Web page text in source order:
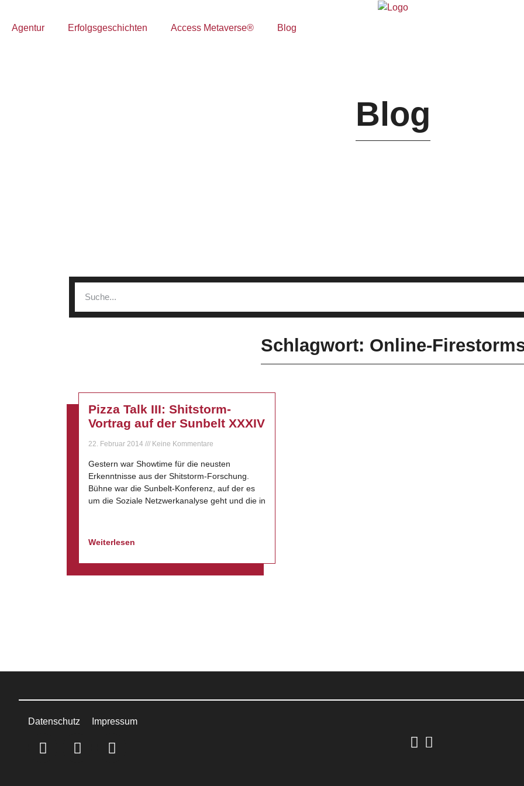
Agentur Erfolgsgeschichten Access Metaverse® Blog
Blog
Schlagwort: Online-
Pizza Talk III: Shitstorm-
Vortrag auf der Sunbelt XXXIV
22. Februar 2014 Keine Kommentare
Gestern war Showtime für die neusten
Erkenntnisse aus der Shitstorm-Forschung.
Bühne war die Sunbelt-Konferenz, auf der es
um die Soziale Netzwerkanalyse geht und die in
Weiterlesen
Datenschutz Impressum